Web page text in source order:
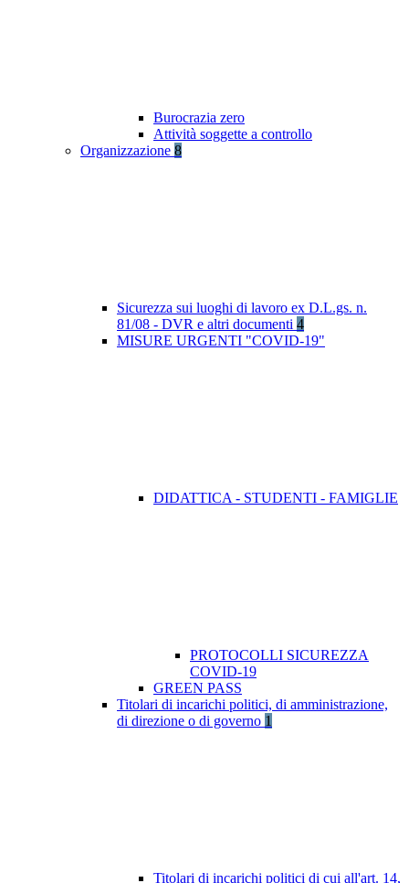
Burocrazia zero
Attività soggette a controllo
Organizzazione 8
Sicurezza sui luoghi di lavoro ex D.L.gs. n.
81/08 - DVR e altri documenti 4
MISURE URGENTI "COVID-19"
DIDATTICA - STUDENTI - FAMIGLIE
PROTOCOLLI SICUREZZA
COVID-19
GREEN PASS
Titolari di incarichi politici, di amministrazione,
di direzione o di governo 1
Titolari di incarichi politici di cui all'art. 14,